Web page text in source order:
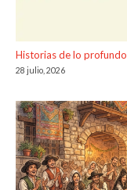
Historias de lo profundo
28 julio, 2026